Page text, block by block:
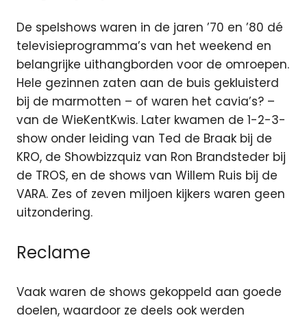
De spelshows waren in de jaren ’70 en ’80 dé
televisieprogramma’s van het weekend en
belangrijke uithangborden voor de omroepen.
Hele gezinnen zaten aan de buis gekluisterd
bij de marmotten – of waren het cavia’s? –
van de WieKentKwis. Later kwamen de 1-2-3-
show onder leiding van Ted de Braak bij de
KRO, de Showbizzquiz van Ron Brandsteder bij
de TROS, en de shows van Willem Ruis bij de
VARA. Zes of zeven miljoen kijkers waren geen
uitzondering.
Reclame
Vaak waren de shows gekoppeld aan goede
doelen, waardoor ze deels ook werden